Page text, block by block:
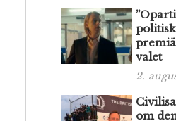
valet
2.
om